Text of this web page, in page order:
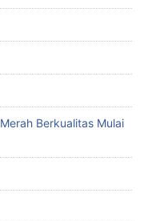
Berkualitas Mulai